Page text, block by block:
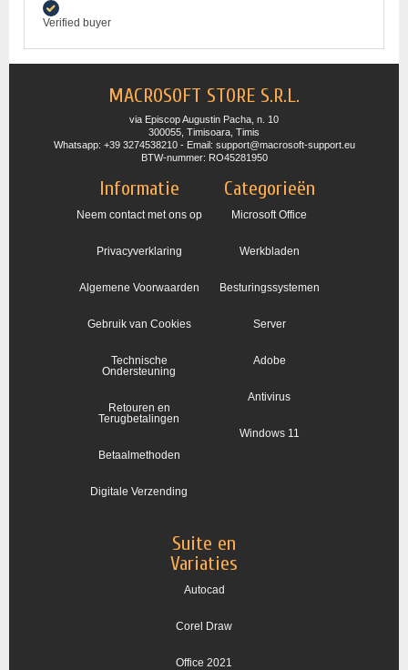
Verified buyer
MACROSOFT STORE S.R.L.
via Episcop Augustin Pacha, n. 10
300055, Timisoara, Timis
Whatsapp: +39 3274538210 - Email: support@macrosoft-support.eu
BTW-nummer: RO45281950
Informatie
Neem contact met ons op
Privacyverklaring
Algemene Voorwaarden
Gebruik van Cookies
Technische
Ondersteuning
Retouren en
Terugbetalingen
Betaalmethoden
Digitale Verzending
Categorieën
Microsoft Office
Werkbladen
Besturingssystemen
Server
Adobe
Antivirus
Windows 11
Suite en
Variaties
Autocad
Corel Draw
Office 2021